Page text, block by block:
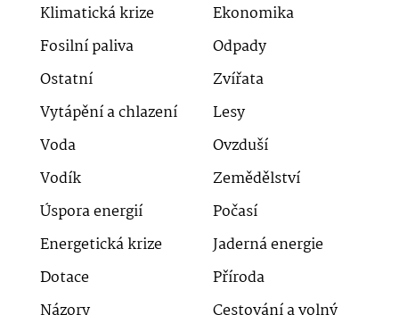
Klimatická krize
Ekonomika
Fosilní paliva
Odpady
Ostatní
Zvířata
Vytápění a chlazení
Lesy
Voda
Ovzduší
Vodík
Zemědělství
Úspora energií
Počasí
Energetická krize
Jaderná energie
Dotace
Příroda